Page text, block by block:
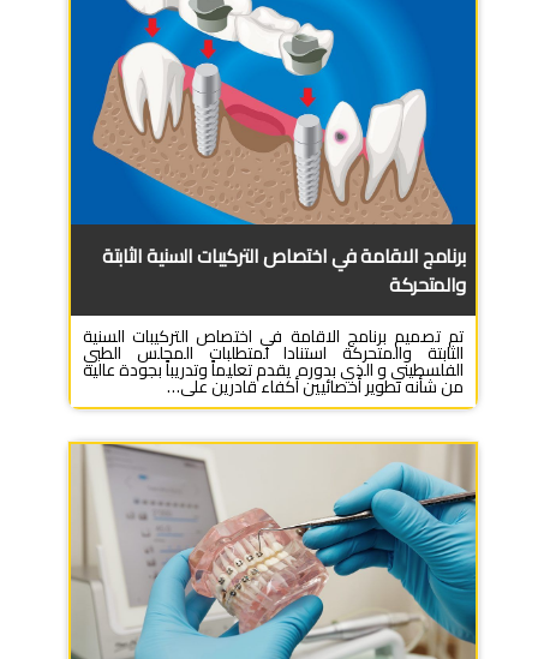
برنامج الاقامة في اختصاص التركيبات السنية الثابتة
والمتحركة
تم تصميم برنامج الاقامة في اختصاص التركيبات السنية
الثابتة والمتحركة استنادا لمتطلبات المجلس الطبي
الفلسطيني و الذي بدوره يقدم تعليماً وتدريباً بجودة عالية
من شأنه تطوير أخصائيين أكفاء قادرين على…